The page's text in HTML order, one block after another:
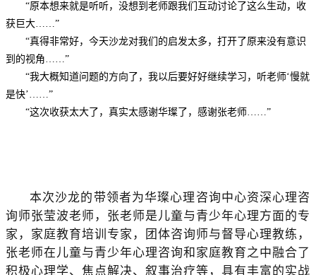
“原本想来就是听听，没想到老师跟我们互动讨论了这么生动，收
获巨大……”
“真得非常好，今天沙龙对我们的启发太多，打开了原来没有意识
到的视角……”
“我大概知道问题的方向了，我以后要好好继续学习，听老师‘慢就
是快’……”
“这次收获太大了，真实太感谢华璨了，感谢张老师……”
本次沙龙的带领者为华璨心理咨询中心资深心理咨
询师张莹波老师，张老师是儿童与青少年心理方面的专
家，家庭教育培训专家，团体咨询师与督导心理教练，
张老师在儿童与青少年心理咨询和家庭教育之中融合了
积极心理学、焦点解决、叙事治疗等，具有丰富的实战